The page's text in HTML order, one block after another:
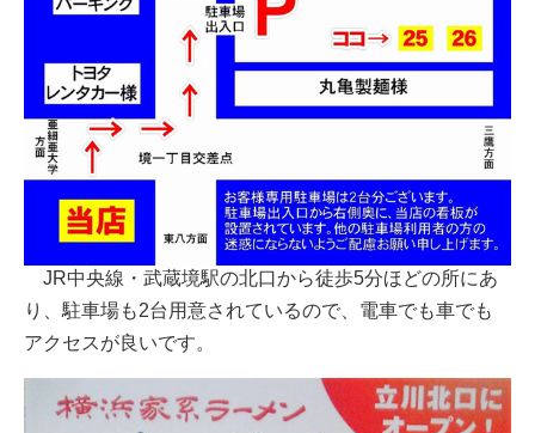
JR中央線・武蔵境駅の北口から徒歩5分ほどの所にあ
り、駐車場も2台用意されているので、電車でも車でも
アクセスが良いです。